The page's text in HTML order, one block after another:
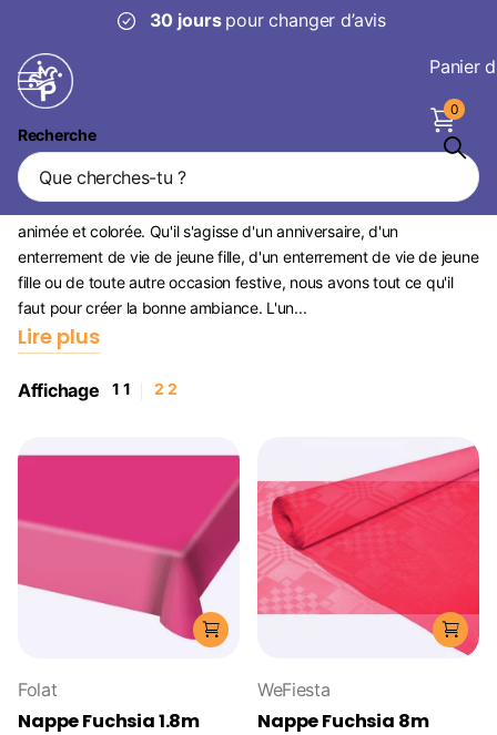
pour changer d’avis Livraison
Recherche
Panier
0
Nappes Fuchsia
Chez Partywinkel tu es au bon endroit pour organiser une fête
animée et colorée. Qu'il s'agisse d'un anniversaire, d'un
enterrement de vie de jeune fille, d'un enterrement de vie de jeune
fille ou de toute autre occasion festive, nous avons tout ce qu'il
faut pour créer la bonne ambiance. L'un...
Lire plus
Affichage 1 1 2 2
Folat
Nappe Fuchsia 1.8m
WeFiesta
Nappe Fuchsia 8m